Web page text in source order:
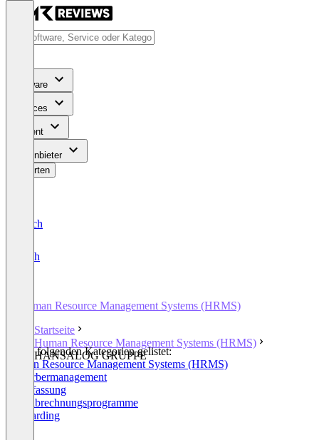
Software
Services
Content
Für Anbieter
Bewerten
Deutsch
English
Human Resource Management Systems (HRMS)
Startseite
Human Resource Management Systems (HRMS)
HANSALOG GRUPPE
In den folgenden Kategorien gelistet:
Human Resource Management Systems (HRMS)
Bewerbermanagement
Zeiterfassung
Lohnabrechnungsprogramme
Onboarding